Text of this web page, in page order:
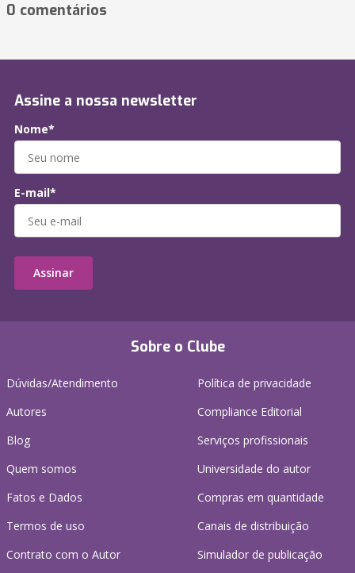
0 comentários
Sobre o Clube
Dúvidas/Atendimento
Autores
Blog
Quem somos
Fatos e Dados
Termos de uso
Contrato com o Autor
Política de privacidade
Compliance Editorial
Serviços profissionais
Universidade do autor
Compras em quantidade
Canais de distribuição
Simulador de publicação
Assine a nossa newsletter
Nome*
E-mail*
Assinar